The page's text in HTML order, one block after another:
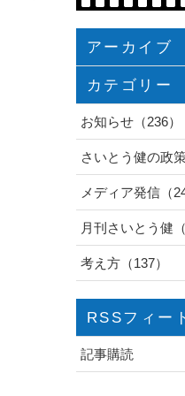
アーカイブ
カテゴリー
お知らせ（236）
さいとう健の政
メディア発信（24
月刊さいとう健（
考え方（137）
RSSフィー
記事購読